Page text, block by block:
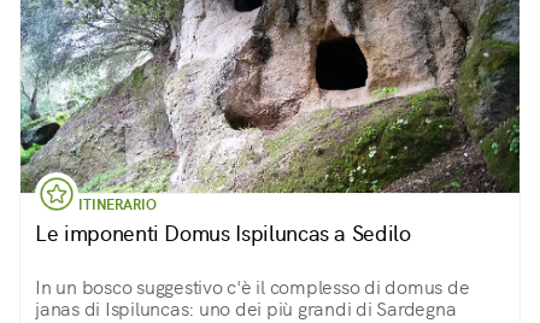
ITINERARIO
Le imponenti Domus Ispiluncas a Sedilo
In un bosco suggestivo c'è il complesso di domus de
janas di Ispiluncas: uno dei più grandi di Sardegna